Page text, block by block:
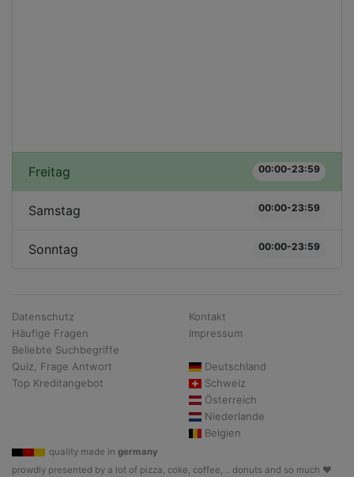
Freitag 00:00-23:59
Samstag 00:00-23:59
Sonntag 00:00-23:59
Datenschutz
Häufige Fragen
Beliebte Suchbegriffe
Quiz, Frage Antwort
Top Kreditangebot
Kontakt
Impressum
Deutschland
Schweiz
Österreich
Niederlande
Belgien
quality made in germany
prowdly presented by a lot of pizza, coke, coffee, .. donuts and so much ♥